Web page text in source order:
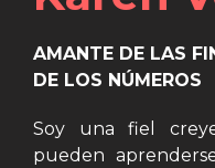
AMANTE DE LAS
DE LOS NÚMEROS
Soy una fiel
pueden